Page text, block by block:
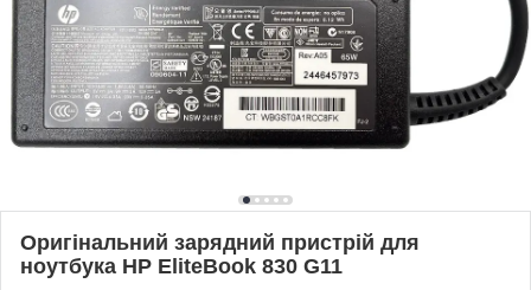
Оригінальний зарядний пристрій для
ноутбука HP EliteBook 830 G11